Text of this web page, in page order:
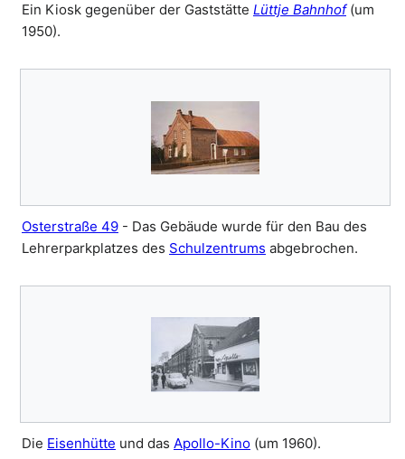
Ein Kiosk gegenüber der Gaststätte Lüttje Bahnhof(um
1950).
Osterstraße 49 - Das Gebäude wurde für den Bau des
Lehrerparkplatzes des Schulzentrums abgebrochen.
Die Eisenhütte und das Apollo-Kino (um 1960).